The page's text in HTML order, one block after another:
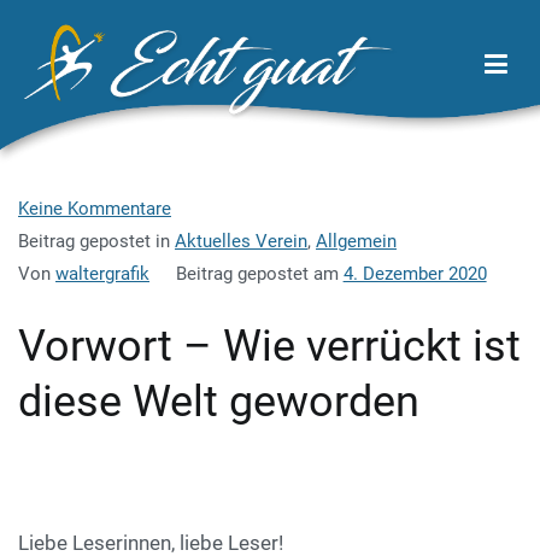
springen
Echt Guat
Wirtschaftsregion Tor zum Waldviertel
Keine Kommentarefür
Vorwort
Franz
Beitrag gepostet in Aktuelles Verein, Allgemein
Von waltergrafik Beitrag gepostet am 4. Dezember 2020
Vorwort – Wie verrückt ist
diese Welt geworden
Liebe Leserinnen, liebe Leser!